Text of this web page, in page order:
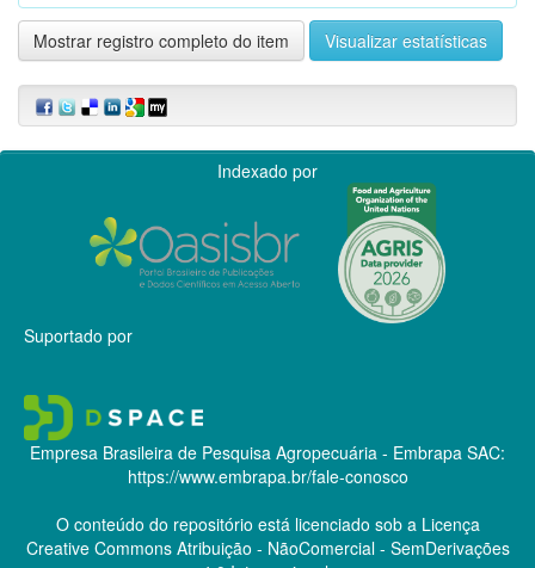
Mostrar registro completo do item Visualizar estatísticas
Indexado por
Suportado por
Empresa Brasileira de Pesquisa Agropecuária - Embrapa SAC:
https://www.embrapa.br/fale-conosco
O conteúdo do repositório está licenciado sob a Licença
Creative CommonsAtribuição - NãoComercial - SemDerivações